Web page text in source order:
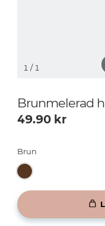
1 / 1
Brunmelerad
49.90 kr
Brun